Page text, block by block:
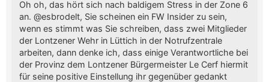
Oh oh, das hört sich nach baldigem Stress in der Zone 6
an. @esbrodelt, Sie scheinen ein FW Insider zu sein,
wenn es stimmt was Sie schreiben, dass zwei Mitglieder
der Lontzener Wehr in Lüttich in der Notrufzentrale
arbeiten, dann denke ich, dass einige Verantwortliche bei
der Provinz dem Lontzener Bürgermeister Le Cerf hiermit
für seine positive Einstellung ihr gegenüber gedankt